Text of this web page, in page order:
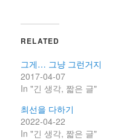
RELATED
그게… 그냥 그런거지
2017-04-07
In "긴 생각, 짧은 글"
최선을 다하기
2022-04-22
In "긴 생각, 짧은 글"